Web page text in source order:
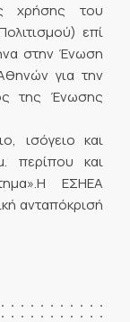
χρήσης του
επί
στην Ένωση
για την
της Ένωσης
ισόγειο και
περίπου και
ΕΣΗΕΑ
ανταπόκρισή